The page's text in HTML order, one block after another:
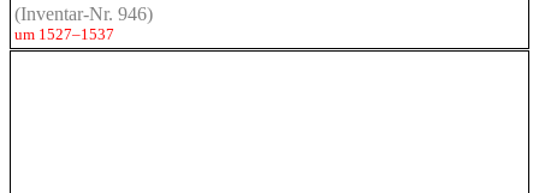
(Inventar-Nr. 946)
um 1527–1537